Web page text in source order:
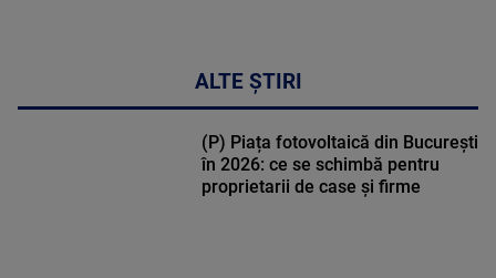
ALTE ȘTIRI
(P) Piața fotovoltaică din București
în 2026: ce se schimbă pentru
proprietarii de case și firme